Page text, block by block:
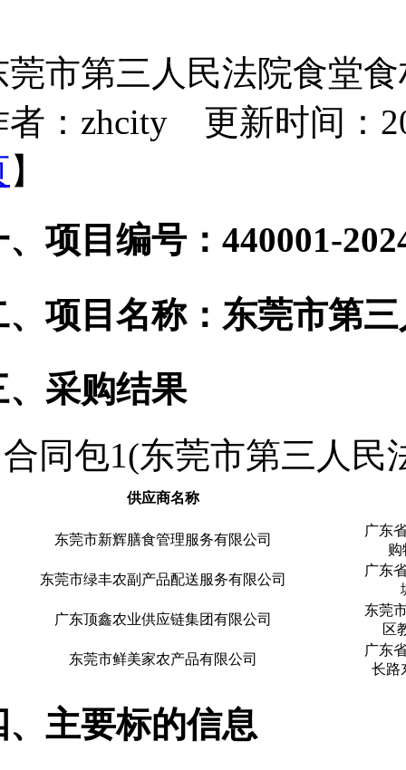
莞市第三人民法院食堂
者：zhcity 更新时间：
】
、项目编号：440001-
、项目名称：东莞市第
、采购结果
合同包1(东莞市第三人民
供应商名称
东莞市新辉膳食管理服务有限公司
广东
购
东莞市绿丰农副产品配送服务有限公司
广东
广东顶鑫农业供应链集团有限公司
东莞
区
东莞市鲜美家农产品有限公司
广东
长路
、主要标的信息